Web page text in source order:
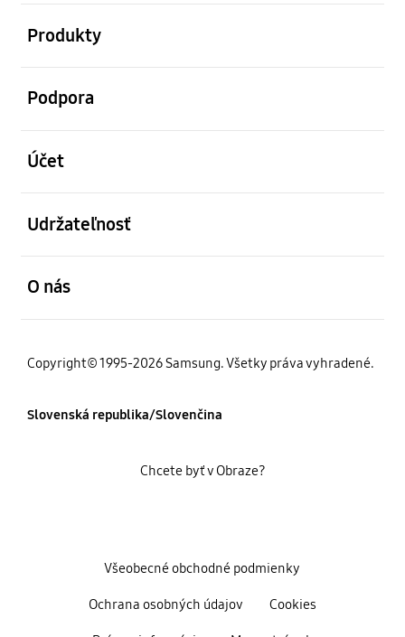
Produkty
Podpora
Účet
Udržateľnosť
O nás
Copyright© 1995-2026 Samsung. Všetky práva vyhradené.
Slovenská republika/Slovenčina
Všeobecné obchodné podmienky
Ochrana osobných údajov Cookies
Chcete byť v Obraze?